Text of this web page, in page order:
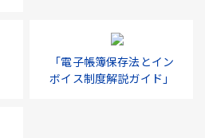
「電子帳簿保存法とイン
ボイス制度解説ガイド」